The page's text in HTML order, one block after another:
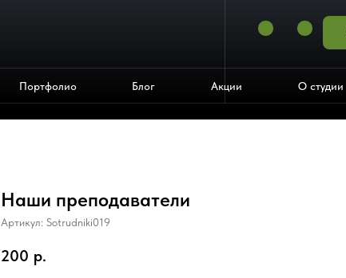
Портфолио Блог Акции О студии
Наши преподаватели
Артикул: Sotrudniki019
200 р.